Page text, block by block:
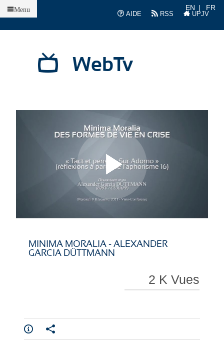
AIDE
RSS UPJV
EN FR
WebTv
Menu
L
i
L
i
MINIMA MORALIA - ALEXANDER
GARCIA DÜTTMANN
2 K Vues